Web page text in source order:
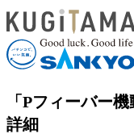
「Pフィーバー
詳細